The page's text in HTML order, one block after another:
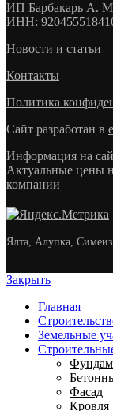
ИП Барбакарь А.
ИНН:
Новости и статьи
Контакты
Политика
Сайт разработан в
Информация на
Актуальные цены
компании
Ялта, Алупка,
Закрыть
Главная
Земельные
Фасад
Кровля